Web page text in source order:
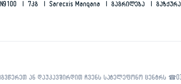
7კგ Sarecxis Manqana Გაგრილება Გაზქურა